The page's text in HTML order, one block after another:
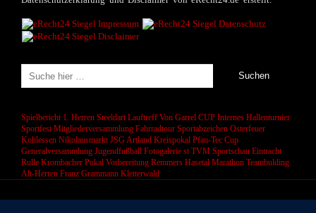
Spielbericht 1. Herren Steeldart Lauftreff Von Garrel CUP Internes Hallenturnier
Sportfest Mitgliederversammlung Fahrradtour Sportabzeichen Osterfeuer
Kohlessen Nikolausmarkt JSG Artland Kreispokal Pfau-Tec Cup
Generalversammlung Jugendfußball Fotogalerie st TVM Sportschau Eintracht
Rulle Krombacher Pokal Vorbereitung Remmers Hasetal Marathon Teambulding
Alt-Herren Franz Grammann Kletterwald